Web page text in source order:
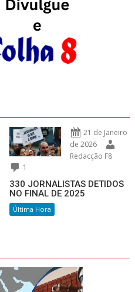
21 de Janeiro
de 2026
Redacção F8
1
330 JORNALISTAS DETIDOS
NO FINAL DE 2025
Última Hora